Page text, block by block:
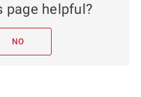
page helpful?
NO